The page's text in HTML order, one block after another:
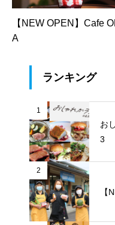
【NEW OPEN】Cafe
A
ランキング
1
お
3
2
【